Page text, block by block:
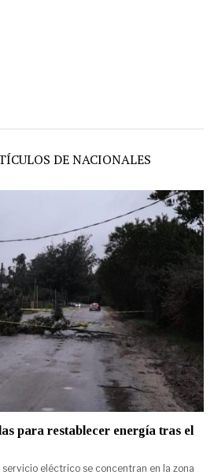
DE NACIONALES
para restablecer energía tras el
servicio eléctrico se concentran en la zona